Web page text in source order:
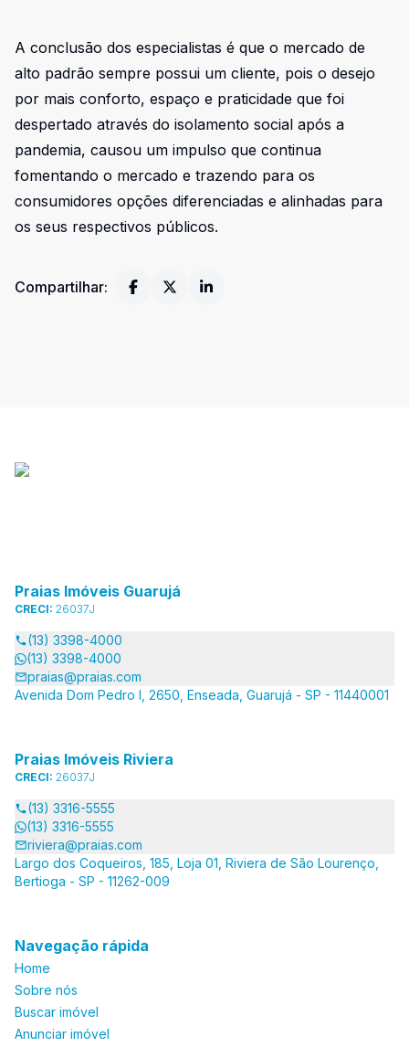
A conclusão dos especialistas é que o mercado de
alto padrão sempre possui um cliente, pois o desejo
por mais conforto, espaço e praticidade que foi
despertado através do isolamento social após a
pandemia, causou um impulso que continua
fomentando o mercado e trazendo para os
consumidores opções diferenciadas e alinhadas para
os seus respectivos públicos.
Compartilhar:
Praias Imóveis Guarujá
CRECI: 26037J
(13) 3398-4000
(13) 3398-4000
praias@praias.com
Avenida Dom Pedro I, 2650, Enseada, Guarujá - SP - 11440001
Praias Imóveis Riviera
CRECI: 26037J
(13) 3316-5555
(13) 3316-5555
riviera@praias.com
Largo dos Coqueiros, 185, Loja 01, Riviera de São Lourenço,
Bertioga - SP - 11262-009
Navegação rápida
Home
Sobre nós
Buscar imóvel
Anunciar imóvel